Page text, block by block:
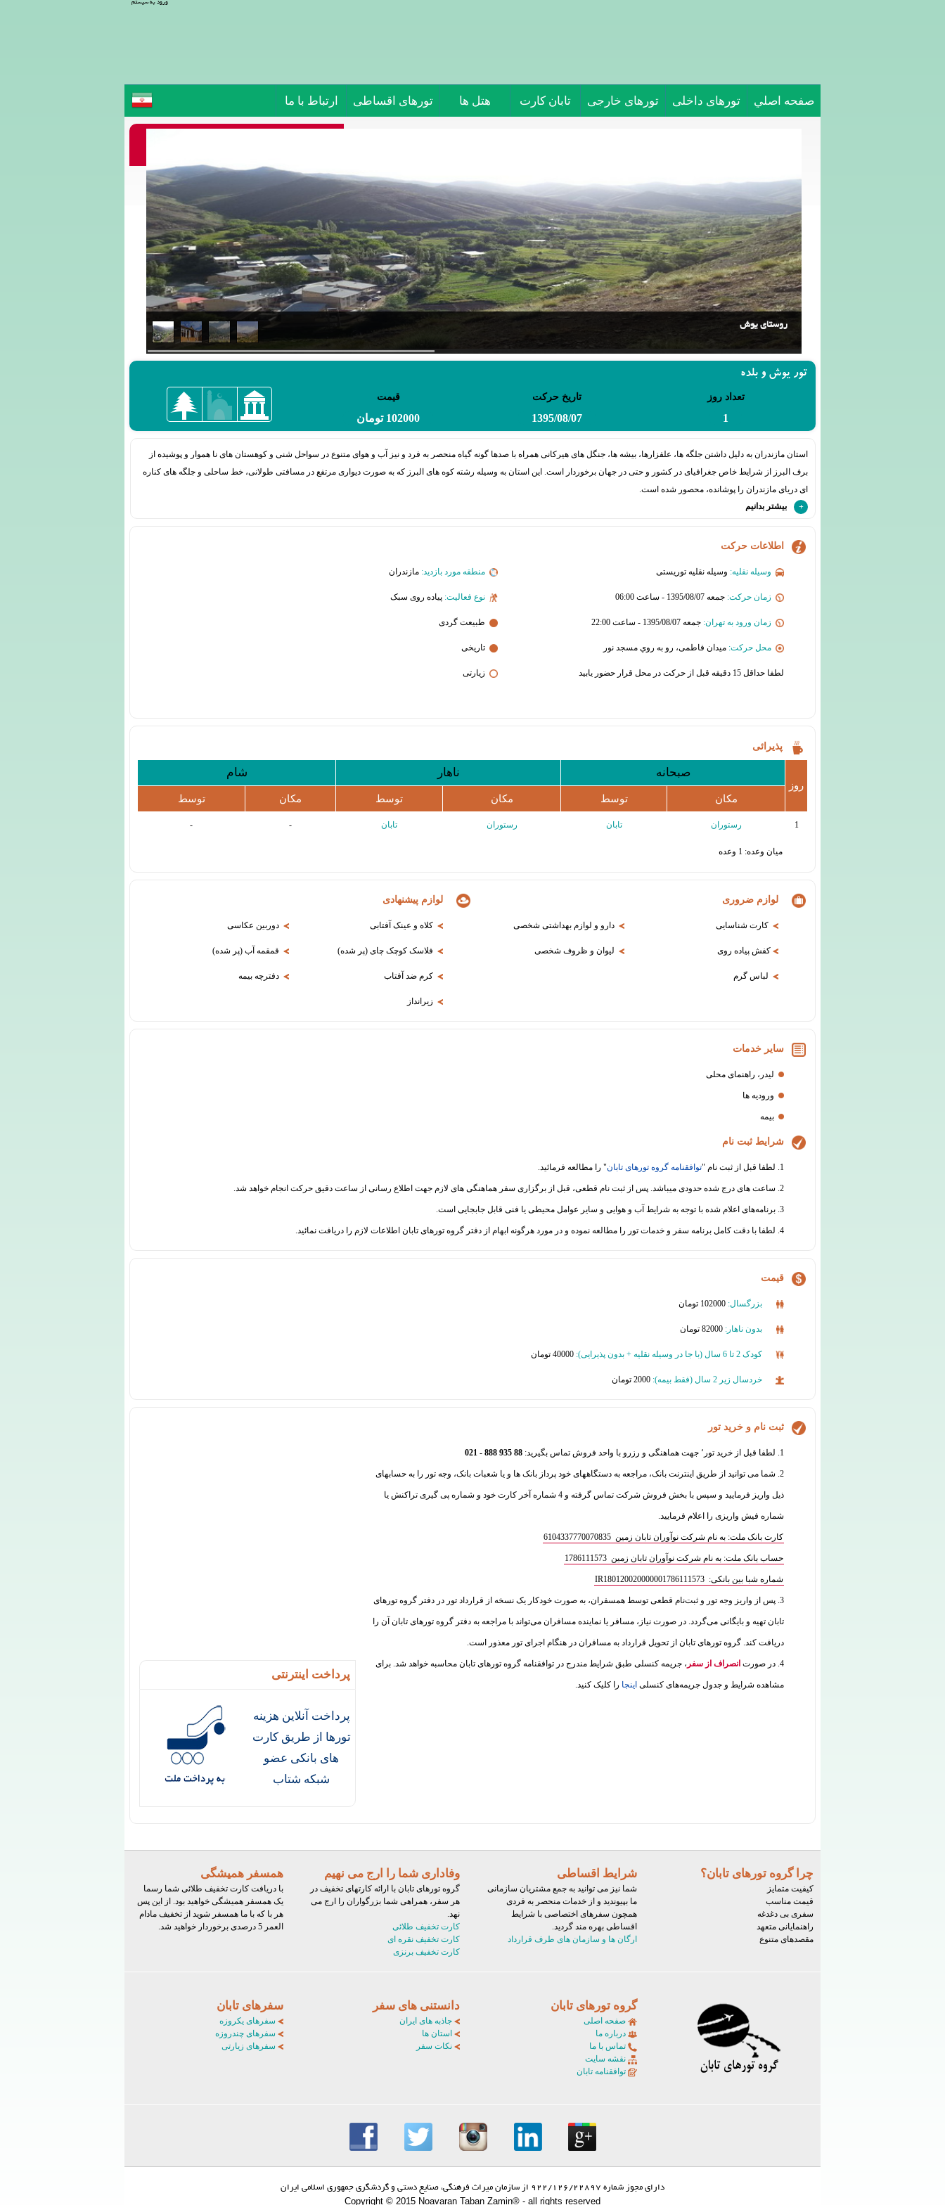
ورود به سیستم
صفحه اصلي تورهای داخلی تورهای خارجی تابان کارت هتل ها تورهای اقساطی ارتباط با ما
جاذبه ها:
خانه و موزه نیما یوشیج، پیاده روی در طبیعت روستای
یوش، برج کیا داوود
روستای یوش
تور یوش و بلده
تعداد روز تاریخ حرکت قیمت
1
1395/08/07 102000 تومان
استان مازندران به دلیل داشتن جلگه ها، علفزارها، بیشه ها، جنگل های هیرکانی همراه با صدها گونه گیاه منحصر به فرد و نیز آب و هوای متنوع در سواحل شنی و کوهستان های نا هموار و پوشیده از
برف البرز از شرایط خاص جغرافیای در کشور و حتی در جهان برخوردار است. این استان به وسیله رشته کوه های البرز که به صورت دیواری مرتفع در مسافتی طولانی، خط ساحلی و جلگه های کناره
ای دریای مازندران را پوشانده، محصور شده است.
بیشتر بدانیم
اطلاعات حرکت
وسیله نقلیه: وسیله نقلیه توریستی
زمان حرکت: جمعه 1395/08/07 - ساعت 06:00
زمان ورود به تهران: جمعه 1395/08/07 - ساعت 22:00
محل حرکت: میدان فاطمی، رو به روي مسجد نور
لطفا حداقل 15 دقیقه قبل از حرکت در محل قرار حضور یابید
منطقه مورد بازدید: مازندران
نوع فعالیت: پیاده روی سبک
طبیعت گردی
تاریخی
زیارتی
پذیرائی
روز
صبحانه ناهار شام
مکان توسط مکان توسط مکان توسط
1 رستوران تابان رستوران تابان -
-
میان وعده: 1 وعده
لوازم ضروری
کارت شناسایی دارو و لوازم بهداشتی شخصی
کفش پیاده روی لیوان و ظروف شخصی
لباس گرم
لوازم پیشنهادی
کلاه و عینک آفتابی دوربین عکاسی
فلاسک کوچک چای (پر شده) قمقمه آب (پر شده)
کرم ضد آفتاب دفترچه بیمه
زیرانداز
سایر خدمات
لیدر، راهنمای محلی
ورودیه ها
بیمه
شرایط ثبت نام
1. لطفا قبل از ثبت نام " توافقنامه گروه تورهای تابان" را مطالعه فرمائید.
2. ساعت های درج شده حدودی میباشد. پس از ثبت نام قطعی، قبل از برگزاری سفر هماهنگی های لازم جهت اطلاع رسانی از ساعت دقیق حرکت انجام خواهد شد.
3. برنامه‌های اعلام شده با توجه به شرایط آب و هوایی و سایر عوامل محیطی یا فنی قابل جابجایی است.
4. لطفا با دقت کامل برنامه سفر و خدمات تور را مطالعه نموده و در مورد هرگونه ابهام از دفتر گروه تورهای تابان اطلاعات لازم را دریافت نمائید.
قیمت
بزرگسال:
بدون ناهار:
کودک 2 تا 6 سال (با جا در وسیله نقلیه + بدون پذیرایی):
خردسال زیر 2 سال (فقط بیمه):
ثبت نام و خرید تور
1. لطفا قبل از خرید تور٬ جهت هماهنگی و رزرو با واحد فروش تماس بگیرید: 88 935 888 - 021
2. شما می توانید از طریق اینترنت بانک، مراجعه به دستگاههای خود پرداز بانک ها و یا شعبات بانک، وجه تور را به حسابهای
ذیل واریز فرمایید و سپس با بخش فروش شرکت تماس گرفته و 4 شماره آخر کارت خود و شماره پی گیری تراکنش یا
شماره فیش واریزی را اعلام فرمایید.
کارت بانک ملت: به نام شرکت نوآوران تابان زمین 6104337770070835
حساب بانک ملت: به نام شرکت نوآوران تابان زمین 1786111573
شماره شبا بین بانکی: IR180120020000001786111573
3. پس از واریز وجه تور و ثبت‌نام قطعی توسط همسفران، به‌ صورت خودکار یک نسخه از قرارداد تور در دفتر گروه تورهای
تابان تهیه و بایگانی می‌گردد. در صورت نیاز، مسافر یا نماینده مسافران می‌تواند با مراجعه به دفتر گروه تورهای تابان آن را
دریافت کند. گروه تورهای تابان از تحویل قرارداد به مسافران در هنگام اجرای تور معذور است.
4. در صورت انصراف از سفر ، جریمه کنسلی طبق شرایط مندرج در توافقنامه گروه تورهای تابان محاسبه خواهد شد. برای
مشاهده شرایط و جدول جریمه‌های کنسلی اینجا را کلیک کنید.
پرداخت اینترنتی
پرداخت آنلاین هزینه
تورها از طریق کارت
های بانکی عضو
شبکه شتاب
چرا گروه تورهای تابان؟
کیفیت متمایز
قیمت مناسب
سفری بی دغدغه
راهنمایانی متعهد
مقصدهای متنوع
شرایط اقساطی
شما نیز می توانید به جمع مشتریان سازمانی
ما بپیوندید و از خدمات منحصر به فردی
همچون سفرهای اختصاصی با شرایط
اقساطی بهره مند گردید.
ارگان ها و سازمان های طرف قرارداد
وفاداری شما را ارج می نهیم
گروه تورهای تابان با ارائه کارتهای تخفیف در
هر سفر، همراهی شما بزرگواران را ارج می
نهد.
کارت تخفیف طلائی
کارت تخفیف نقره ای
کارت تخفیف برنزی
همسفر همیشگی
با دریافت کارت تخفیف طلائی شما رسما
یک همسفر همیشگی خواهید بود. از این پس
هر با که با ما همسفر شوید از تخفیف مادام
العمر 5 درصدی برخوردار خواهید شد.
گروه تورهای تابان
صفحه اصلی
درباره ما
تماس با ما
نقشه سایت
توافقنامه تابان
دانستنی های سفر
جاذبه های ایران
استان ها
نکات سفر
سفرهای تابان
سفرهای یکروزه
سفرهای چندروزه
سفرهای زیارتی
دارای مجوز شماره 922/126/22897 از سازمان میراث فرهنگی، صنایع دستی و گردشگری جمهوری اسلامی ایران
Copyright © 2015 Noavaran Taban Zamin® - all rights reserved